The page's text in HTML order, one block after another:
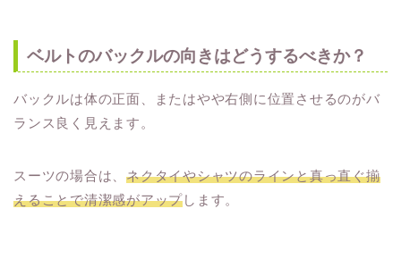
ベルトのバックルの向きはどうするべきか？
バックルは体の正面、またはやや右側に位置させるのがバ
ランス良く見えます。
スーツの場合は、ネクタイやシャツのラインと真っ直ぐ揃
えることで清潔感がアップします。